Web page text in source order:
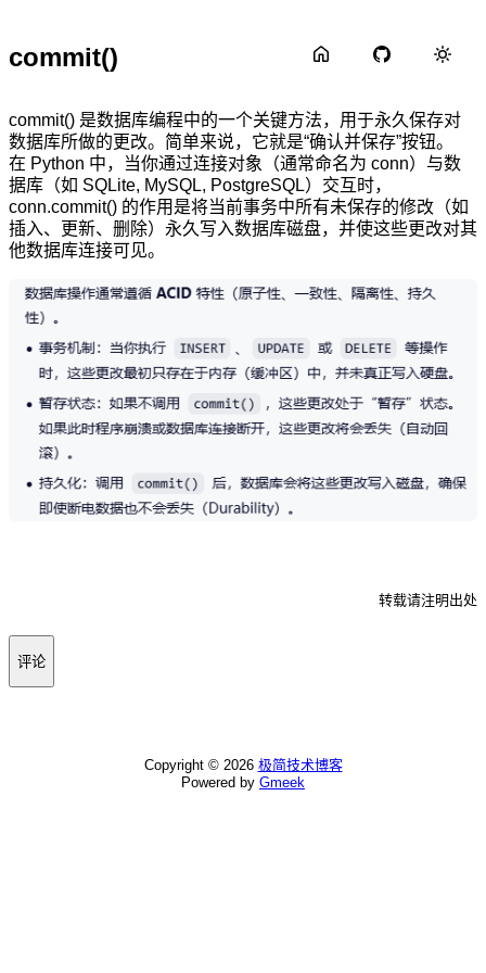
commit()
commit() 是数据库编程中的一个关键方法，用于永久保存对
数据库所做的更改。简单来说，它就是“确认并保存”按钮。
在 Python 中，当你通过连接对象（通常命名为 conn）与数
据库（如 SQLite, MySQL, PostgreSQL）交互时，
conn.commit() 的作用是将当前事务中所有未保存的修改（如
插入、更新、删除）永久写入数据库磁盘，并使这些更改对其
他数据库连接可见。
转载请注明出处
评论
Copyright © 2026 极简技术博客
Powered by Gmeek